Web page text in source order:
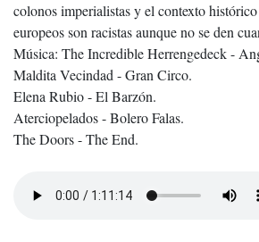
colonos imperialistas y el contexto
europeos son racistas aunque no se den
Música: The Incredible Herrengedeck -
Maldita Vecindad - Gran Circo.
Elena Rubio - El Barzón.
Aterciopelados - Bolero Falas.
The Doors - The End.